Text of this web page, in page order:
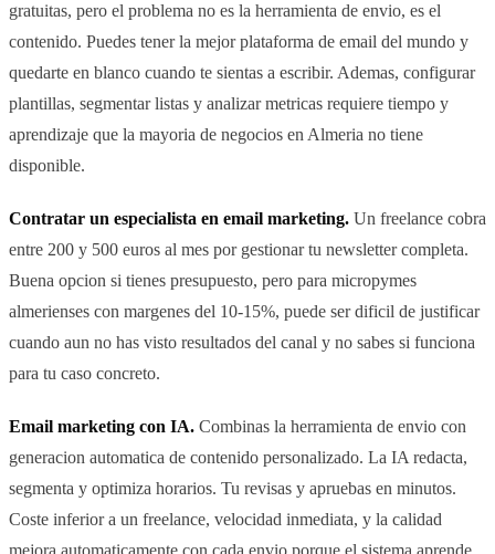
gratuitas, pero el problema no es la herramienta de envio, es el
contenido. Puedes tener la mejor plataforma de email del mundo y
quedarte en blanco cuando te sientas a escribir. Ademas, configurar
plantillas, segmentar listas y analizar metricas requiere tiempo y
aprendizaje que la mayoria de negocios en Almeria no tiene
disponible.
Contratar un especialista en email marketing. Un freelance cobra
entre 200 y 500 euros al mes por gestionar tu newsletter completa.
Buena opcion si tienes presupuesto, pero para micropymes
almerienses con margenes del 10-15%, puede ser dificil de justificar
cuando aun no has visto resultados del canal y no sabes si funciona
para tu caso concreto.
Email marketing con IA. Combinas la herramienta de envio con
generacion automatica de contenido personalizado. La IA redacta,
segmenta y optimiza horarios. Tu revisas y apruebas en minutos.
Coste inferior a un freelance, velocidad inmediata, y la calidad